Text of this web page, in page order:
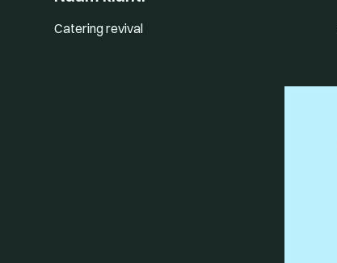
Catering revival